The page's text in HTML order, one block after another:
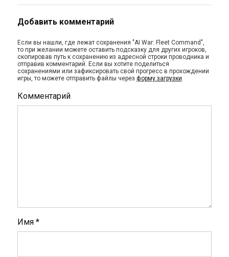
Добавить комментарий
Если вы нашли, где лежат сохранения "AI War: Fleet Command",
то при желании можете оставить подсказку для других игроков,
скопировав путь к сохранению из адресной строки проводника и
отправив комментарий. Если вы хотите поделиться
сохранениями или зафиксировать свой прогресс в прохождении
игры, то можете отправить файлы через форму загрузки.
Комментарий
Имя *